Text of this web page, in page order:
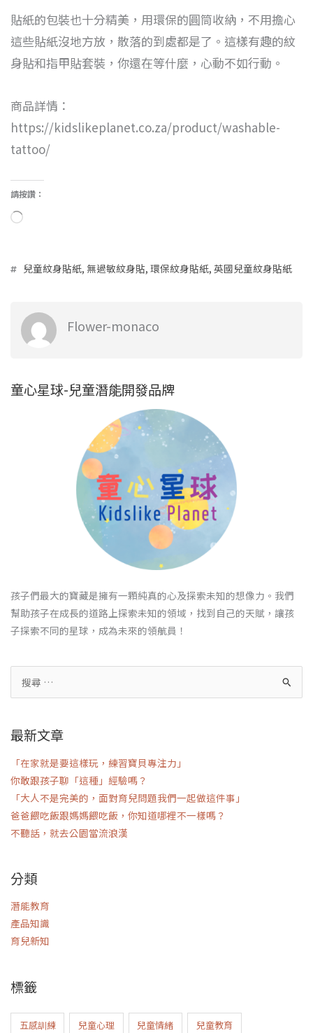
貼紙的包裝也十分精美，用環保的圓筒收納，不用擔心
這些貼紙沒地方放，散落的到處都是了。這樣有趣的紋
身貼和指甲貼套裝，你還在等什麼，心動不如行動。
商品詳情：
https://kidslikeplanet.co.za/product/washable-
tattoo/
請按讚：
兒童紋身貼紙, 無過敏紋身貼, 環保紋身貼紙, 英國兒童紋身貼紙
Flower-monaco
童心星球-兒童潛能開發品牌
孩子們最大的寶藏是擁有一顆純真的心及探索未知的想像力。我們
幫助孩子在成長的道路上探索未知的領域，找到自己的天賦，讓孩
子探索不同的星球，成為未來的領航員！
最新文章
「在家就是要這樣玩，練習寶貝專注力」
你敢跟孩子聊「這種」經驗嗎？
「大人不是完美的，面對育兒問題我們一起做這件事」
爸爸餵吃飯跟媽媽餵吃飯，你知道哪裡不一樣嗎？
不聽話，就去公園當流浪漢
分類
潛能教育
產品知識
育兒新知
標籤
五感訓練 兒童心理 兒童情緒
兒童教育